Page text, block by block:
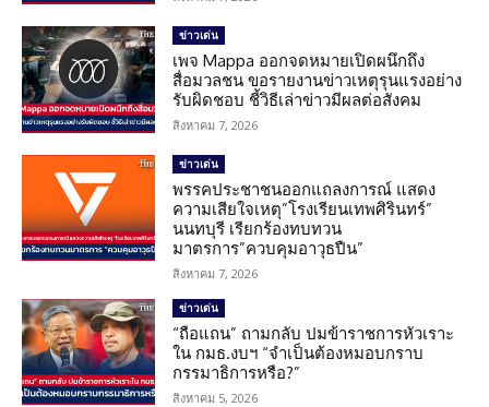
ข่าวเด่น
เพจ Mappa ออกจดหมายเปิดผนึกถึง
สื่อมวลชน ขอรายงานข่าวเหตุรุนแรงอย่าง
รับผิดชอบ ชี้วิธีเล่าข่าวมีผลต่อสังคม
สิงหาคม 7, 2026
ข่าวเด่น
พรรคประชาชนออกแถลงการณ์ แสดง
ความเสียใจเหตุ”โรงเรียนเทพศิรินทร์”
นนทบุรี เรียกร้องทบทวน
มาตรการ”ควบคุมอาวุธปืน”
สิงหาคม 7, 2026
ข่าวเด่น
“ถือแถน” ถามกลับ ปมข้าราชการหัวเราะ
ใน กมธ.งบฯ “จำเป็นต้องหมอบกราบ
กรรมาธิการหรือ?”
สิงหาคม 5, 2026